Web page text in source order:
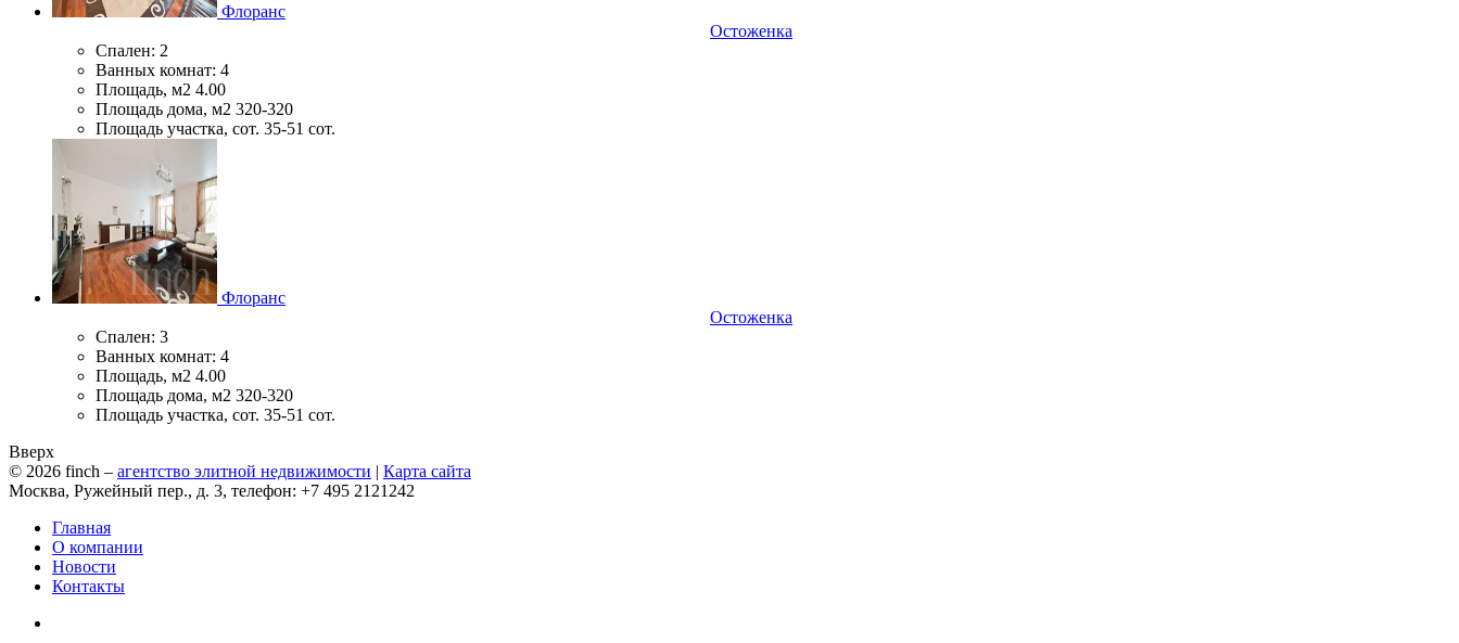
Флоранс
Остоженка
Спален: 2
Ванных комнат: 4
Площадь, м2 4.00
Площадь дома, м2 320-320
Площадь участка, сот. 35-51 сот.
Флоранс
Остоженка
Спален: 3
Ванных комнат: 4
Площадь, м2 4.00
Площадь дома, м2 320-320
Площадь участка, сот. 35-51 сот.
Вверх
© 2026 finch – агентство элитной недвижимости | Карта сайта
Москва, Ружейный пер., д. 3, телефон: +7 495 2121242
Главная
О компании
Новости
Контакты